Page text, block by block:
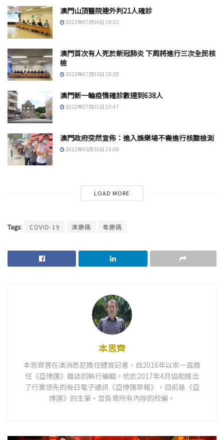
澳門山頂醫院連外判21人確診
2022年07月04日 19:52
澳門首次有人死於新冠肺炎 下周將進行三次全民核
檢
2022年07月03日 18:28
澳門新一輪疫情確診數達到638人
2022年07月01日 10:47
澳門政府突然宣佈：進入娛樂場不需進行核酸檢測
2022年06月30日 15:08
LOAD MORE
Tags: COVID-19 澳康碼 粵康碼
本思齊
本思齊曾在澳洲悉尼擔任體育記者，自2016年以來一直擔
任《亞博匯》雜誌的執行編輯。他於2017年4月協助推出
了行業領先的每日電子通訊《亞博匯早報》，目前是《亞
博匯》的主筆，並負責所有內容的校編。